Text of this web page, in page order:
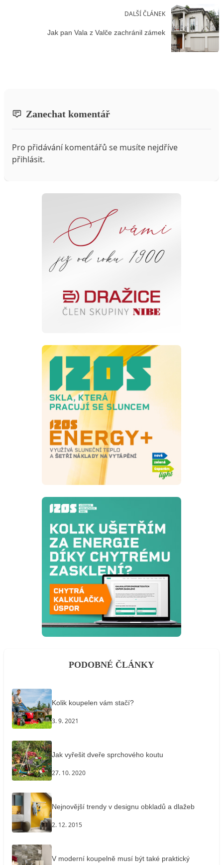
DALŠÍ ČLÁNEK
Jak pan Vala z Valče zachránil zámek
Zanechat komentář
Pro přidávání komentářů se musíte nejdříve
přihlásit.
PODOBNÉ ČLÁNKY
Kolik koupelen vám stačí?
3. 9. 2021
Jak vyřešit dveře sprchového koutu
27. 10. 2020
Nejnovější trendy v designu obkladů a dlažeb
2. 12. 2015
V moderní koupelně musí být také praktický